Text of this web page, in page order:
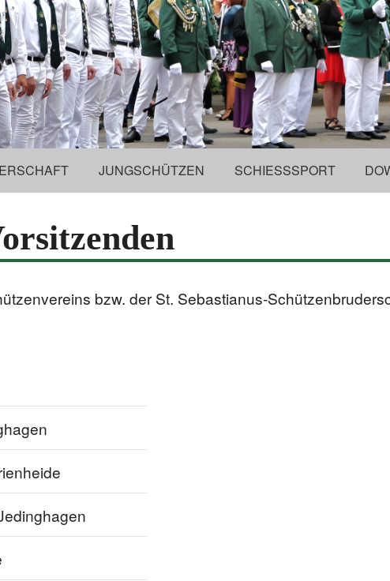
JUNGSCHÜTZEN SCHIESSSPORT
bzw. der St. Sebastianus-